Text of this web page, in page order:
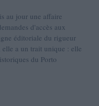
au jour une affaire
d'accès aux
éditoriale du rigueur
a un trait unique : elle
du Porto